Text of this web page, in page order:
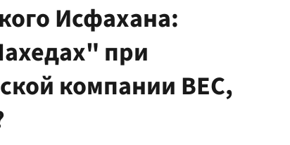
За оградой
Исфахана:
при
компании BEC,